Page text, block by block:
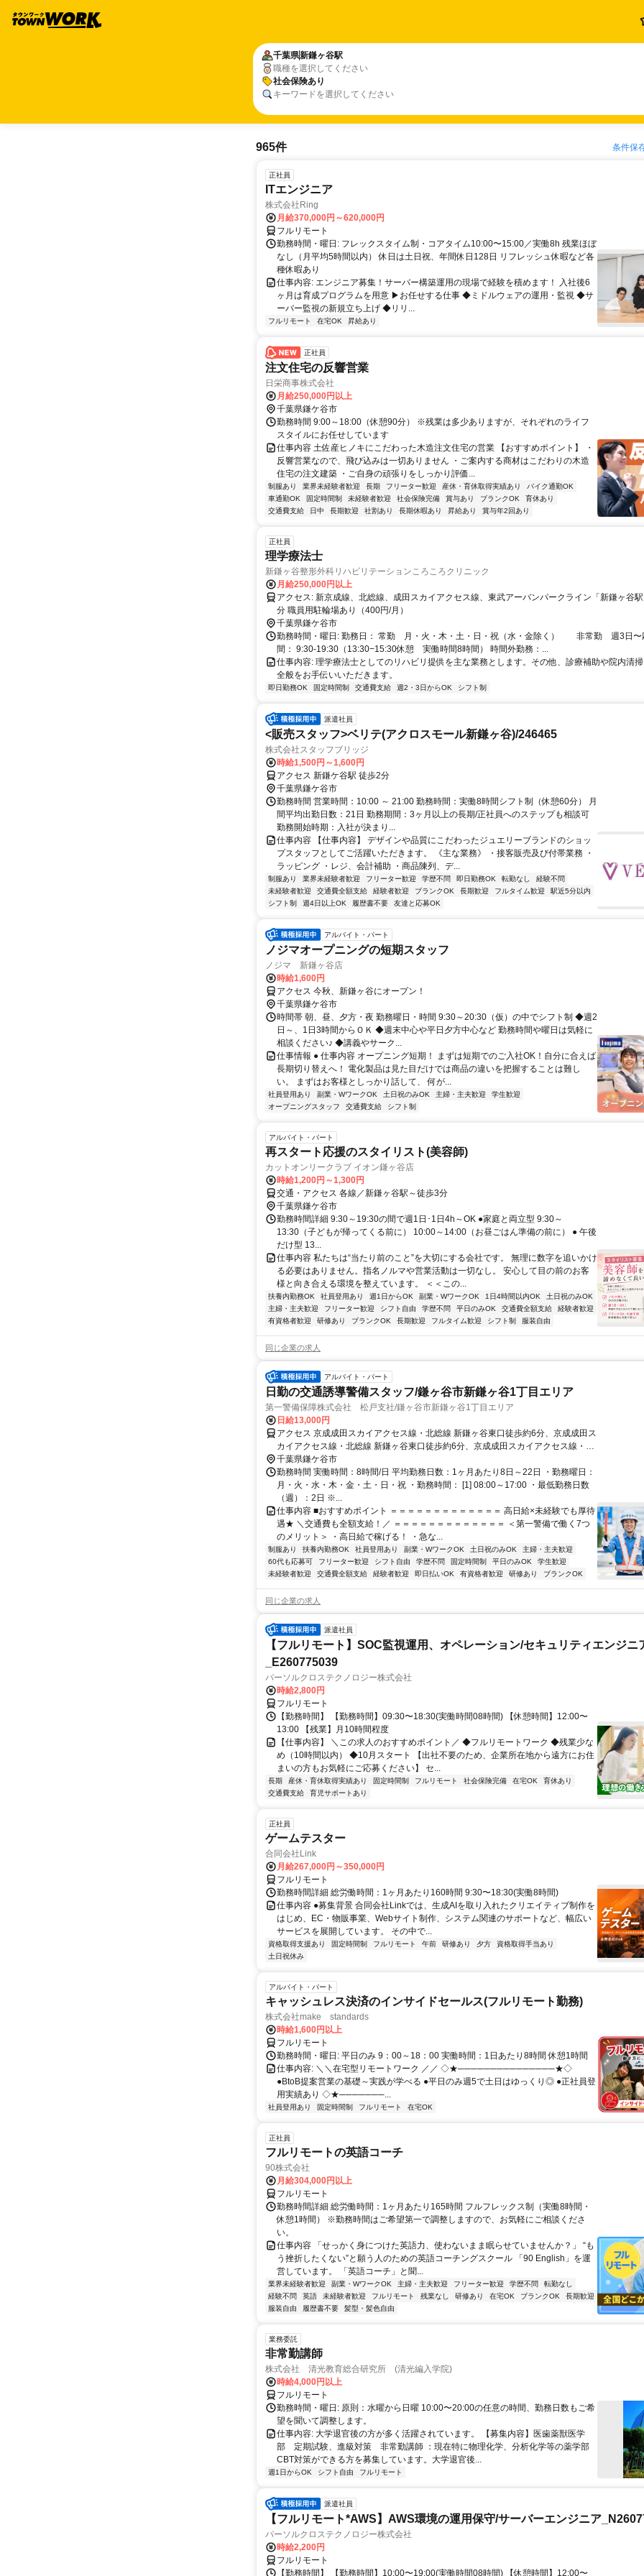
千葉県新鎌ヶ谷駅
職種を選択してください
社会保険あり
キーワードを選択してください
965件 条件保
正社員
ITエンジニア
株式会社Ring
月給370,000円～620,000円
フルリモート
勤務時間・曜日: フレックスタイム制・コアタイム10:00〜15:00／実働8h 残業ほぼ
なし（月平均5時間以内） 休日は土日祝、年間休日128日 リフレッシュ休暇など各
種休暇あり
仕事内容: エンジニア募集！サーバー構築運用の現場で経験を積めます！ 入社後6
ヶ月は育成プログラムを用意 ▶お任せする仕事 ◆ミドルウェアの運用・監視 ◆サ
ーバー監視の新規立ち上げ ◆リリ...
フルリモート 在宅OK 昇給あり
正社員
注文住宅の反響営業
日栄商事株式会社
月給250,000円以上
千葉県鎌ケ谷市
勤務時間 9:00～18:00（休憩90分） ※残業は多少ありますが、それぞれのライフ
スタイルにお任せしています
仕事内容 土佐産ヒノキにこだわった木造注文住宅の営業 【おすすめポイント】 ・
反響営業なので、飛び込みは一切ありません ・ご案内する商材はこだわりの木造
住宅の注文建築 ・ご自身の頑張りをしっかり評価...
制服あり 業界未経験者歓迎 長期 フリーター歓迎 産休・育休取得実績あり
バイク通勤OK
車通勤OK
固定時間制 未経験者歓迎 社会保険完備 賞与あり ブランクOK
育休あり
交通費支給
日中 長期歓迎 社割あり 長期休暇あり 昇給あり 賞与年2回あり
正社員
理学療法士
新鎌ヶ谷整形外科リハビリテーションころころクリニック
月給250,000円以上
アクセス: 新京成線、北総線、成田スカイアクセス線、東武アーバンパークライン「新鎌ヶ谷駅」より徒歩７
分 職員用駐輪場あり（400円/月）
千葉県鎌ケ谷市
勤務時間・曜日: 勤務日： 常勤 月・火・木・土・日・祝（水・金除く） 非常勤 週3日〜
間： 9:30-19:30（13:30−15:30休憩 実働時間8時間） 時間外勤務：...
仕事内容: 理学療法士としてのリハビリ提供を主な業務とします。その他、診療補助や院内清
全般をお手伝いいただきます。
即日勤務OK 固定時間制 交通費支給 週2・3日からOK シフト制
派遣社員
<販売スタッフ>ベリテ(アクロスモール新鎌ヶ谷)/246465
株式会社スタッフブリッジ
時給1,500円～1,600円
アクセス 新鎌ケ谷駅 徒歩2分
千葉県鎌ケ谷市
勤務時間 営業時間：10:00 ～ 21:00 勤務時間：実働8時間シフト制（休憩60分） 月
間平均出勤日数：21日 勤務期間：3ヶ月以上の長期/正社員へのステップも相談可
勤務開始時期：入社が決まり...
仕事内容 【仕事内容】 デザインや品質にこだわったジュエリーブランドのショッ
プスタッフとしてご活躍いただきます。 《主な業務》 ・接客販売及び付帯業務 ・
ラッピング ・レジ、会計補助 ・商品陳列、デ...
制服あり 業界未経験者歓迎 フリーター歓迎 学歴不問 即日勤務OK 転勤なし
経験不問
未経験者歓迎
交通費全額支給 経験者歓迎 ブランクOK 長期歓迎 フルタイム歓迎
駅近5分以内
シフト制
週4日以上OK 履歴書不要 友達と応募OK
アルバイト・パート
ノジマオープニングの短期スタッフ
ノジマ 新鎌ヶ谷店
時給1,600円
アクセス 今秋、新鎌ヶ谷にオープン！
千葉県鎌ケ谷市
時間帯 朝、昼、夕方・夜 勤務曜日・時間 9:30～20:30（仮）の中でシフト制 ◆週2
日～、1日3時間からＯＫ ◆週末中心や平日夕方中心など 勤務時間や曜日は気軽に
相談ください♪ ◆講義やサーク...
仕事情報 ● 仕事内容 オープニング短期！ まずは短期でのご入社OK！自分に合えば
長期切り替えへ！ 電化製品は見た目だけでは商品の違いを把握することは難し
い。 まずはお客様としっかり話して、 何が...
社員登用あり 副業・WワークOK 土日祝のみOK 主婦・主夫歓迎
学生歓迎
オープニングスタッフ
交通費支給 シフト制
アルバイト・パート
再スタート応援のスタイリスト(美容師)
カットオンリークラブ イオン鎌ヶ谷店
時給1,200円～1,300円
交通・アクセス 各線／新鎌ヶ谷駅～徒歩3分
千葉県鎌ケ谷市
勤務時間詳細 9:30～19:30の間で週1日･1日4h～OK ●家庭と両立型 9:30～
13:30（子どもが帰ってくる前に） 10:00～14:00（お昼ごはん準備の前に） ● 午後
だけ型 13...
仕事内容 私たちは“当たり前のこと”を大切にする会社です。 無理に数字を追いかけ
る必要はありません。指名ノルマや営業活動は一切なし。 安心して目の前のお客
様と向き合える環境を整えています。 ＜＜この...
扶養内勤務OK 社員登用あり 週1日からOK 副業・WワークOK 1日4時間以内OK
土日祝のみOK
主婦・主夫歓迎
フリーター歓迎 シフト自由 学歴不問 平日のみOK 交通費全額支給
経験者歓迎
有資格者歓迎
研修あり ブランクOK 長期歓迎 フルタイム歓迎 シフト制 服装自由
同じ企業の求人
アルバイト・パート
日勤の交通誘導警備スタッフ/鎌ヶ谷市新鎌ヶ谷1丁目エリア
第一警備保障株式会社 松戸支社/鎌ヶ谷市新鎌ヶ谷1丁目エリア
日給13,000円
アクセス 京成成田スカイアクセス線・北総線 新鎌ヶ谷東口徒歩約6分、京成成田ス
カイアクセス線・北総線 新鎌ヶ谷東口徒歩約6分、京成成田スカイアクセス線・北
総線 新鎌ヶ谷東口徒歩約6分 直行直帰OK＊交通費全額支給＊
千葉県鎌ケ谷市
勤務時間 実働時間：8時間/日 平均勤務日数：1ヶ月あたり8日～22日 ・勤務曜日：
月・火・水・木・金・土・日・祝 ・勤務時間： [1] 08:00～17:00 ・最低勤務日数
（週）：2日 ※...
仕事内容 ■おすすめポイント ＝＝＝＝＝＝＝＝＝＝＝＝＝ 高日給×未経験でも厚待
遇★ ＼交通費も全額支給！／ ＝＝＝＝＝＝＝＝＝＝＝＝＝ ＜第一警備で働く7つ
のメリット＞ ・高日給で稼げる！ ・急な...
制服あり 扶養内勤務OK 社員登用あり 副業・WワークOK 土日祝のみOK
主婦・主夫歓迎
60代も応募可
フリーター歓迎 シフト自由 学歴不問 固定時間制 平日のみOK
学生歓迎
未経験者歓迎
交通費全額支給 経験者歓迎 即日払いOK 有資格者歓迎 研修あり ブランクOK
同じ企業の求人
派遣社員
【フルリモート】SOC監視運用、オペレーション/セキュリティエンジニ
_E260775039
パーソルクロステクノロジー株式会社
時給2,800円
フルリモート
【勤務時間】 【勤務時間】09:30〜18:30(実働時間08時間) 【休憩時間】12:00〜
13:00 【残業】月10時間程度
【仕事内容】 ＼この求人のおすすめポイント／ ◆フルリモートワーク ◆残業少な
め（10時間以内） ◆10月スタート 【出社不要のため、企業所在地から遠方にお住
まいの方もお気軽にご応募ください】 セ...
長期 産休・育休取得実績あり 固定時間制 フルリモート 社会保険完備 在宅OK
育休あり
交通費支給
育児サポートあり
正社員
ゲームテスター
合同会社Link
月給267,000円～350,000円
フルリモート
勤務時間詳細 総労働時間：1ヶ月あたり160時間 9:30〜18:30(実働8時間)
仕事内容 ●募集背景 合同会社Linkでは、生成AIを取り入れたクリエイティブ制作を
はじめ、EC・物販事業、Webサイト制作、システム関連のサポートなど、幅広い
サービスを展開しています。 その中で...
資格取得支援あり 固定時間制 フルリモート 午前 研修あり 夕方
資格取得手当あり
土日祝休み
アルバイト・パート
キャッシュレス決済のインサイドセールス(フルリモート勤務)
株式会社make standards
時給1,600円以上
フルリモート
勤務時間・曜日: 平日のみ 9：00～18：00 実働時間：1日あたり8時間 休憩1時間
仕事内容: ＼＼在宅型リモートワーク ／／ ◇★───────────────★◇
●BtoB提案営業の基礎～実践が学べる ●平日のみ週5で土日はゆっくり◎ ●正社員登
用実績あり ◇★───────...
社員登用あり 固定時間制 フルリモート 在宅OK
正社員
フルリモートの英語コーチ
90株式会社
月給304,000円以上
フルリモート
勤務時間詳細 総労働時間：1ヶ月あたり165時間 フルフレックス制（実働8時間・
休憩1時間） ※勤務時間はご希望第一で調整しますので、お気軽にご相談くださ
い。
仕事内容 「せっかく身につけた英語力、使わないまま眠らせていませんか？」 “も
う挫折したくない”と願う人のための英語コーチングスクール 「90 English」を運
営しています。 「英語コーチ」と聞...
業界未経験者歓迎 副業・WワークOK 主婦・主夫歓迎 フリーター歓迎 学歴不問
転勤なし
経験不問
英語 未経験者歓迎 フルリモート 残業なし 研修あり 在宅OK ブランクOK
長期歓迎
服装自由
履歴書不要 髪型・髪色自由
業務委託
非常勤講師
株式会社 清光教育総合研究所 (清光編入学院)
時給4,000円以上
フルリモート
勤務時間・曜日: 原則：水曜から日曜 10:00〜20:00の任意の時間、勤務日数もご希
望を聞いて調整します。
仕事内容: 大学退官後の方が多く活躍されています。 【募集内容】医歯薬獣医学
部 定期試験、進級対策 非常勤講師 ：現在特に物理化学、分析化学等の薬学部
CBT対策ができる方を募集しています。大学退官後...
週1日からOK シフト自由 フルリモート
派遣社員
【フルリモート*AWS】AWS環境の運用保守/サーバーエンジニア
パーソルクロステクノロジー株式会社
時給2,200円
フルリモート
【勤務時間】 【勤務時間】10:00〜19:00(実働時間08時間) 【休憩時間】12:00〜